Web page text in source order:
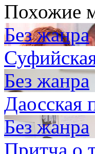
Похожие
Без жанра
Без жанра
Даосская
Без жанра